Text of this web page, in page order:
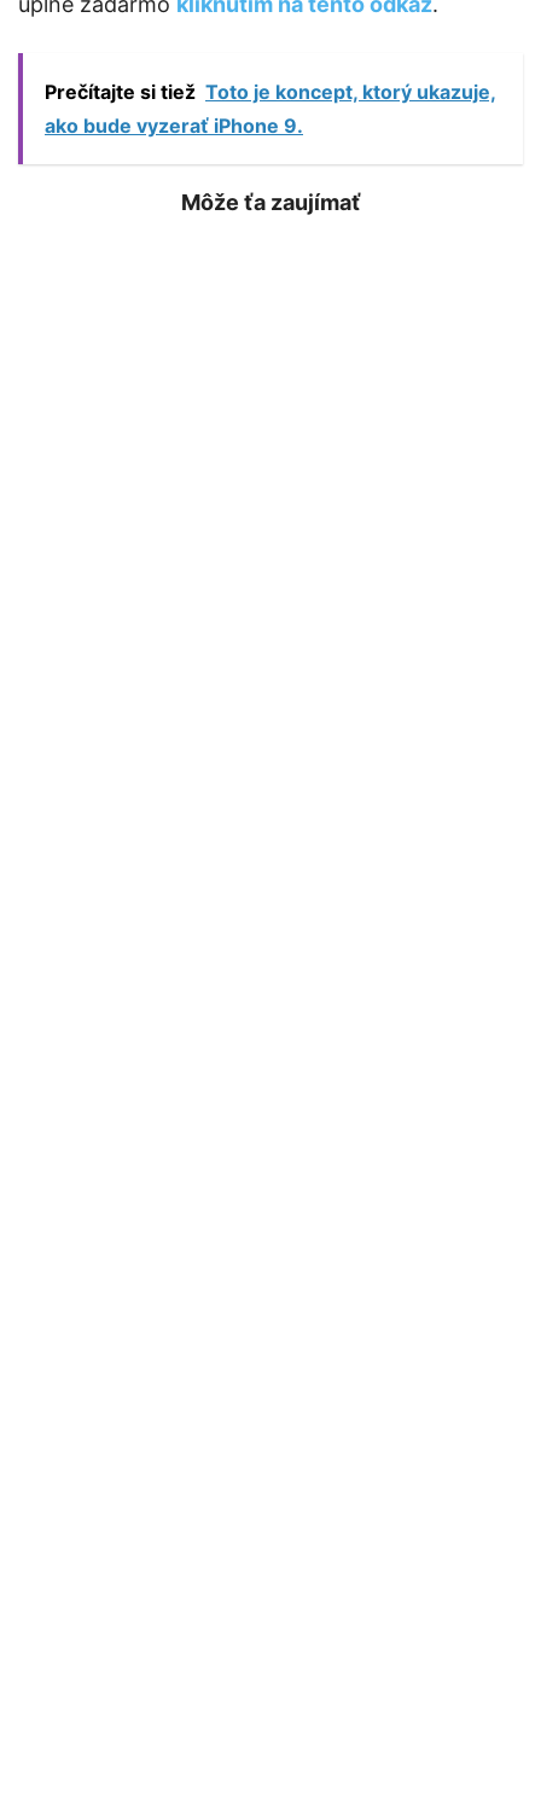
Prečítajte si tiež Toto je koncept, ktorý ukazuje,
ako bude vyzerať iPhone 9.
Môže ťa zaujímať